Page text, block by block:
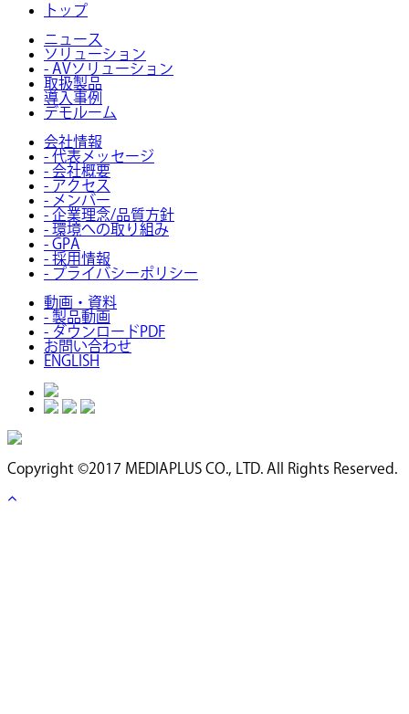
トップ
ニュース
ソリューション
- AVソリューション
取扱製品
導入事例
デモルーム
会社情報
- 代表メッセージ
- 会社概要
- アクセス
- メンバー
- 企業理念/品質方針
- 環境への取り組み
- GPA
- 採用情報
- プライバシーポリシー
動画・資料
- 製品動画
- ダウンロードPDF
お問い合わせ
ENGLISH
Copyright ©2017 MEDIAPLUS CO., LTD. All Rights Reserved.